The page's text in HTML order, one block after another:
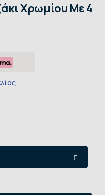
Χρωμίου Με 4